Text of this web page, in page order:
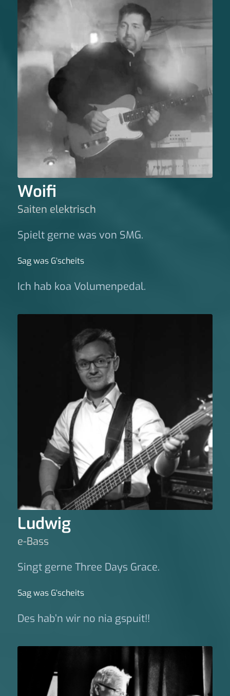
Woifi
Saiten elektrisch
Spielt gerne was von SMG.
Sag was G‘scheits
Ich hab koa Volumenpedal.
Ludwig
e-Bass
Singt gerne Three Days Grace.
Sag was G‘scheits
Des hab’n wir no nia gspuit!!